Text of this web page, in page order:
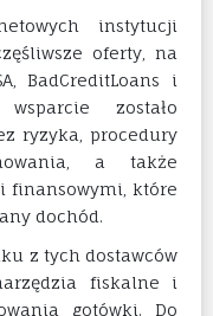
instytucji
oferty, na
BadCreditLoans i
zostało
ryzyka, procedury
a także
finansowymi, które
dochód.
z tych dostawców
fiskalne i
gotówki. Do